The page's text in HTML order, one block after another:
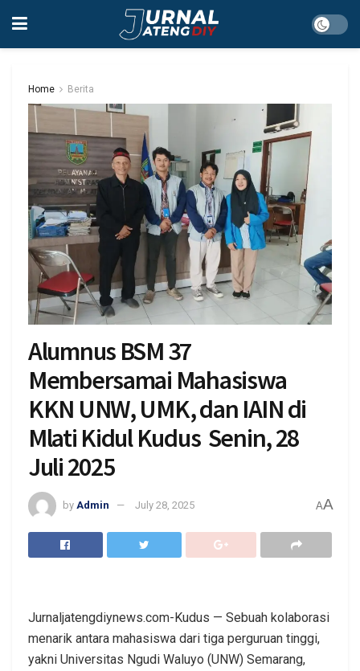
Home Berita
Alumnus BSM 37
Membersamai Mahasiswa
KKN UNW, UMK, dan IAIN di
Mlati Kidul Kudus Senin, 28
Juli 2025
by Admin July 28, 2025 AA
Jurnaljatengdiynews.com-Kudus — Sebuah kolaborasi
menarik antara mahasiswa dari tiga perguruan tinggi,
yakni Universitas Ngudi Waluyo (UNW) Semarang,